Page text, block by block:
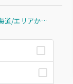
北海道・東北/北海道/エリアから選ぶ/函館